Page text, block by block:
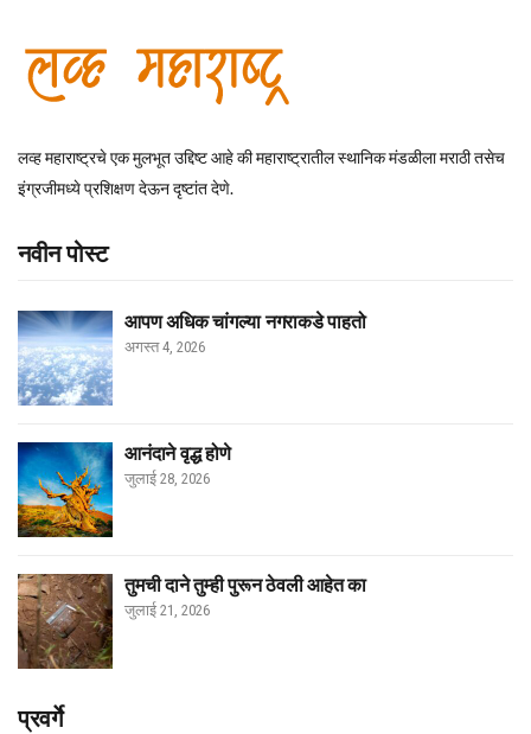
लव्ह महाराष्ट्रचे एक मुलभूत उद्दिष्ट आहे की महाराष्ट्रातील स्थानिक मंडळीला मराठी तसेच
इंग्रजीमध्ये प्रशिक्षण देऊन दृष्टांत देणे.
नवीन पोस्ट
आपण अधिक चांगल्या नगराकडे पाहतो
अगस्त 4, 2026
आनंदाने वृद्ध होणे
जुलाई 28, 2026
तुमची दाने तुम्ही पुरून ठेवली आहेत का
जुलाई 21, 2026
प्रवर्गे